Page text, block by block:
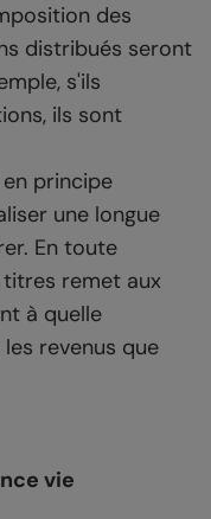
des
distribués seront
s'ils
ils sont
principe
une longue
En toute
remet aux
à quelle
revenus que
vie